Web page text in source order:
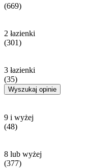
(669)
2 łazienki
(301)
3 łazienki
(35)
Wyszukaj opinie
9 i wyżej
(48)
8 lub wyżej
(377)